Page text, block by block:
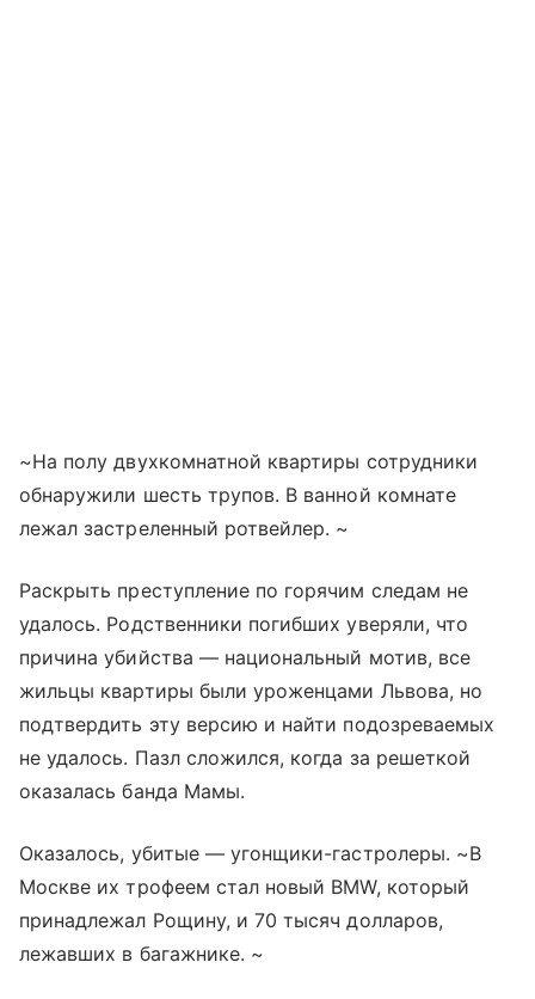
~На полу двухкомнатной квартиры сотрудники
обнаружили шесть трупов. В ванной комнате
лежал застреленный ротвейлер. ~
Раскрыть преступление по горячим следам не
удалось. Родственники погибших уверяли, что
причина убийства — национальный мотив, все
жильцы квартиры были уроженцами Львова, но
подтвердить эту версию и найти подозреваемых
не удалось. Пазл сложился, когда за решеткой
оказалась банда Мамы.
Оказалось, убитые — угонщики-гастролеры. ~В
Москве их трофеем стал новый BMW, который
принадлежал Рощину, и 70 тысяч долларов,
лежавших в багажнике. ~